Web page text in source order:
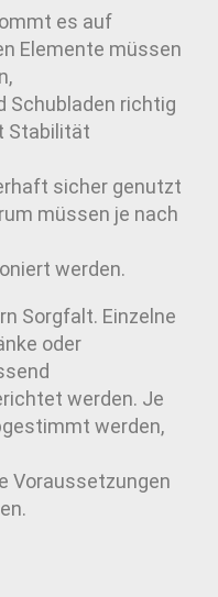
es auf
Elemente müssen
Schubladen richtig
Stabilität
sicher genutzt
müssen je nach
werden.
Sorgfalt. Einzelne
oder
werden. Je
werden,
Voraussetzungen